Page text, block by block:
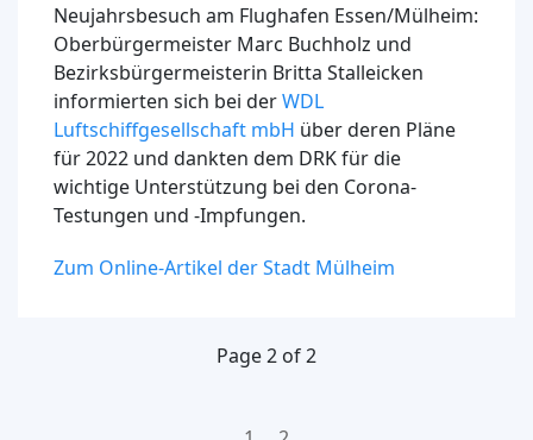
Neujahrsbesuch am Flughafen Essen/Mülheim:
Oberbürgermeister Marc Buchholz und
Bezirksbürgermeisterin Britta Stalleicken
informierten sich bei derWDL
Luftschiffgesellschaft mbH über deren Pläne
für 2022 und dankten dem DRK für die
wichtige Unterstützung bei den Corona-
Testungen und -Impfungen.
Zum Online-Artikel der Stadt Mülheim
Page 2 of 2